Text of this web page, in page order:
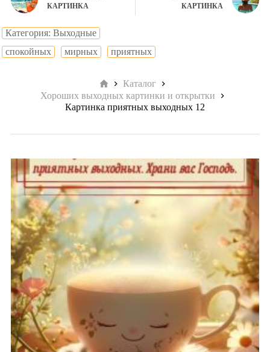
КАРТИНКА
КАРТИНКА
Категория: Выходные
cпокойных
мирных приятных
Главная
Каталог
Хороших выходных картинки и открытки
Картинка приятных выходных 12